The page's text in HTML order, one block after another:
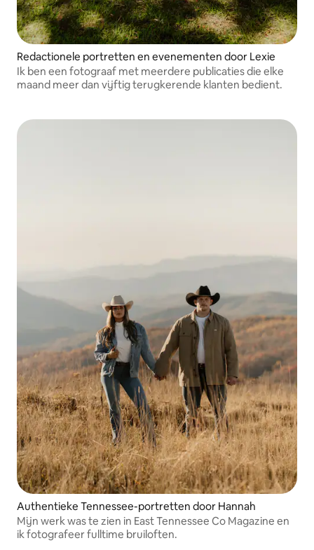
Redactionele portretten en evenementen door Lexie
Ik ben een fotograaf met meerdere publicaties die elke
maand meer dan vijftig terugkerende klanten bedient.
Authentieke Tennessee-portretten door Hannah
Mijn werk was te zien in East Tennessee Co Magazine en
ik fotografeer fulltime bruiloften.